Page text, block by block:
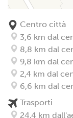
Centro città
3,6 km dal
8,8 km dal
9,8 km dal
2,4 km dal
6,6 km dal
Trasporti
24,4 km